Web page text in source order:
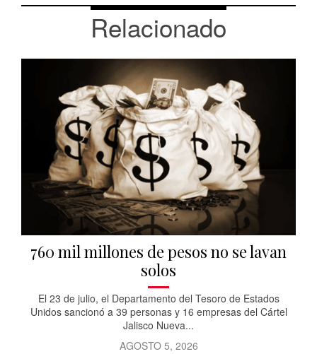
Relacionado
760 mil millones de pesos no se lavan
solos
El 23 de julio, el Departamento del Tesoro de Estados
Unidos sancionó a 39 personas y 16 empresas del Cártel
Jalisco Nueva...
AGOSTO 5, 2026